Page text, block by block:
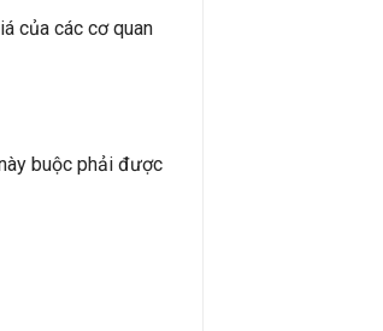
của các cơ quan
buộc phải được